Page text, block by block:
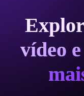
vídeo